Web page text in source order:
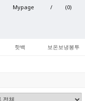
Mypage (0)
핫백 보온보냉봉투